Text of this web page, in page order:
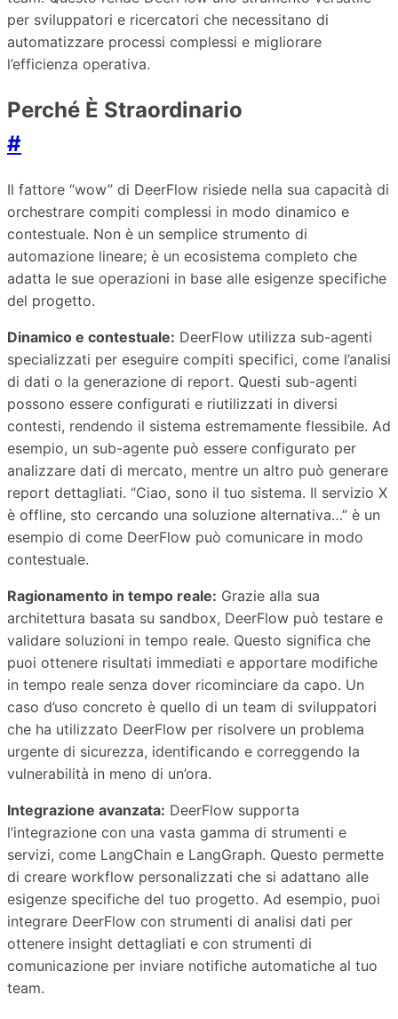
per sviluppatori e ricercatori che necessitano di
automatizzare processi complessi e migliorare
l’efficienza operativa.
Perché È Straordinario
#
Il fattore “wow” di DeerFlow risiede nella sua capacità di
orchestrare compiti complessi in modo dinamico e
contestuale. Non è un semplice strumento di
automazione lineare; è un ecosistema completo che
adatta le sue operazioni in base alle esigenze specifiche
del progetto.
Dinamico e contestuale: DeerFlow utilizza sub-agenti
specializzati per eseguire compiti specifici, come l’analisi
di dati o la generazione di report. Questi sub-agenti
possono essere configurati e riutilizzati in diversi
contesti, rendendo il sistema estremamente flessibile. Ad
esempio, un sub-agente può essere configurato per
analizzare dati di mercato, mentre un altro può generare
report dettagliati. “Ciao, sono il tuo sistema. Il servizio X
è offline, sto cercando una soluzione alternativa…” è un
esempio di come DeerFlow può comunicare in modo
contestuale.
Ragionamento in tempo reale: Grazie alla sua
architettura basata su sandbox, DeerFlow può testare e
validare soluzioni in tempo reale. Questo significa che
puoi ottenere risultati immediati e apportare modifiche
in tempo reale senza dover ricominciare da capo. Un
caso d’uso concreto è quello di un team di sviluppatori
che ha utilizzato DeerFlow per risolvere un problema
urgente di sicurezza, identificando e correggendo la
vulnerabilità in meno di un’ora.
Integrazione avanzata: DeerFlow supporta
l’integrazione con una vasta gamma di strumenti e
servizi, come LangChain e LangGraph. Questo permette
di creare workflow personalizzati che si adattano alle
esigenze specifiche del tuo progetto. Ad esempio, puoi
integrare DeerFlow con strumenti di analisi dati per
ottenere insight dettagliati e con strumenti di
comunicazione per inviare notifiche automatiche al tuo
team.